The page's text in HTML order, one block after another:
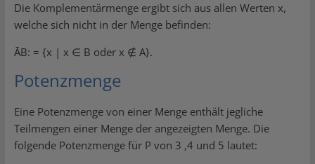
Die Komplementärmenge ergibt sich aus allen Werten x,
welche sich nicht in der Menge befinden:
ĀB: = {x | x ∈ B oder x ∉ A}.
Potenzmenge
Eine Potenzmenge von einer Menge enthält jegliche
Teilmengen einer Menge der angezeigten Menge. Die
folgende Potenzmenge für P von 3 ,4 und 5 lautet: